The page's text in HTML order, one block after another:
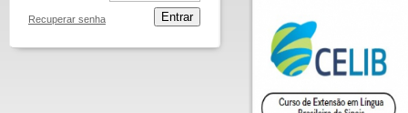
Recuperar senha Entrar